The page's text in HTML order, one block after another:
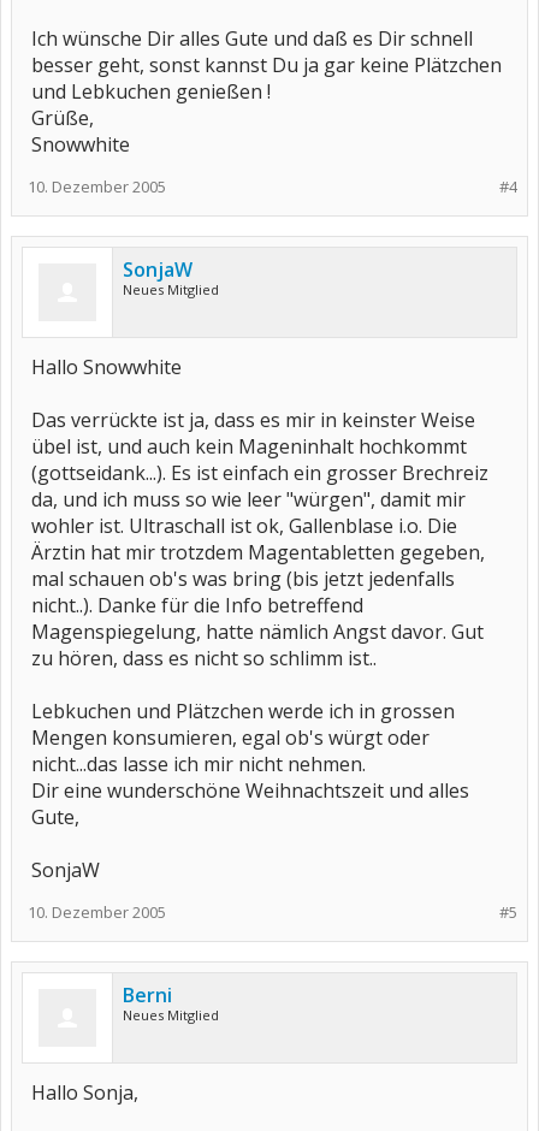
Ich wünsche Dir alles Gute und daß es Dir schnell
besser geht, sonst kannst Du ja gar keine Plätzchen
und Lebkuchen genießen !
Grüße,
Snowwhite
#4
10. Dezember 2005
SonjaW
Neues Mitglied
Hallo Snowwhite
Das verrückte ist ja, dass es mir in keinster Weise
übel ist, und auch kein Mageninhalt hochkommt
(gottseidank...). Es ist einfach ein grosser Brechreiz
da, und ich muss so wie leer "würgen", damit mir
wohler ist. Ultraschall ist ok, Gallenblase i.o. Die
Ärztin hat mir trotzdem Magentabletten gegeben,
mal schauen ob's was bring (bis jetzt jedenfalls
nicht..). Danke für die Info betreffend
Magenspiegelung, hatte nämlich Angst davor. Gut
zu hören, dass es nicht so schlimm ist..
Lebkuchen und Plätzchen werde ich in grossen
Mengen konsumieren, egal ob's würgt oder
nicht...das lasse ich mir nicht nehmen.
Dir eine wunderschöne Weihnachtszeit und alles
Gute,
SonjaW
#5
10. Dezember 2005
Berni
Neues Mitglied
Hallo Sonja,